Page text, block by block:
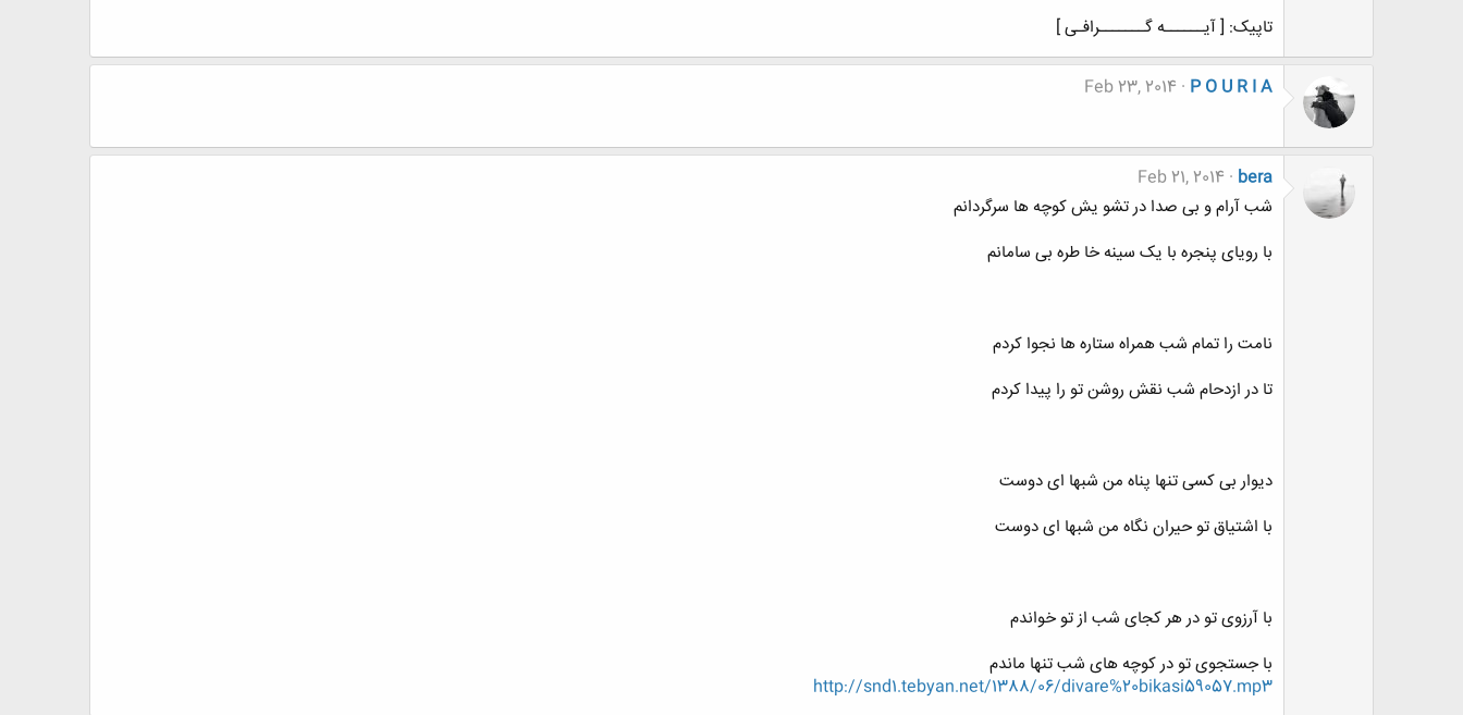
تاپیک: [ آیــــــه گـــــــرافـی ]
P O U R I A
Feb 23, 2014
bera
Feb 21, 2014
شب آرام و بی صدا در تشو یش کوچه ها سرگردانم
با رویای پنجره با یک سینه خا طره بی سامانم
نامت را تمام شب همراه ستاره ها نجوا کردم
تا در ازدحام شب نقش روشن تو را پیدا کردم
دیوار بی کسی تنها پناه من شبها ای دوست
با اشتیاق تو حیران نگاه من شبها ای دوست
با آرزوی تو در هر کجای شب از تو خواندم
با جستجوی تو در کوچه های شب تنها ماندم
http://snd1.tebyan.net/1388/06/divare%20bikasi59057.mp3